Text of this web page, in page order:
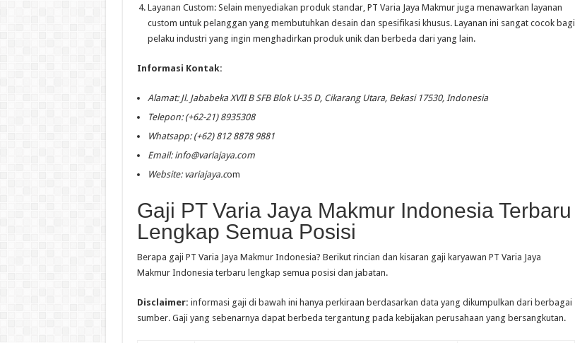
Layanan Custom: Selain menyediakan produk standar, PT Varia Jaya Makmur juga menawarkan layanan
custom untuk pelanggan yang membutuhkan desain dan spesifikasi khusus. Layanan ini sangat cocok bagi
pelaku industri yang ingin menghadirkan produk unik dan berbeda dari yang lain.
Informasi Kontak:
Alamat: Jl. Jababeka XVII B SFB Blok U-35 D, Cikarang Utara, Bekasi 17530, Indonesia
Telepon: (+62-21) 8935308
Whatsapp: (+62) 812 8878 9881
Email: info@variajaya.com
Website: variajaya.com
Gaji PT Varia Jaya Makmur Indonesia Terbaru
Lengkap Semua Posisi
Berapa gaji PT Varia Jaya Makmur Indonesia? Berikut rincian dan kisaran gaji karyawan PT Varia Jaya
Makmur Indonesia terbaru lengkap semua posisi dan jabatan.
Disclaimer: informasi gaji di bawah ini hanya perkiraan berdasarkan data yang dikumpulkan dari berbagai
sumber. Gaji yang sebenarnya dapat berbeda tergantung pada kebijakan perusahaan yang bersangkutan.